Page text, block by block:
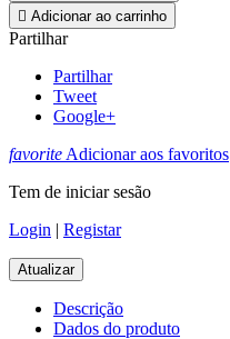
 Adicionar ao carrinho
Partilhar
Partilhar
Tweet
Google+
favorite Adicionar aos favoritos
Tem de iniciar sesão
Login | Registar
Descrição
Dados do produto